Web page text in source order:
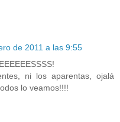
de 2011 a las 9:55
ni los aparentas, ojalá
lo veamos!!!!